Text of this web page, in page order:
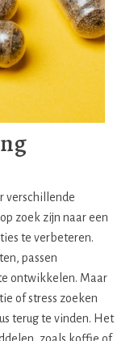
verschillende
zoek zijn naar een
te verbeteren.
passen
ontwikkelen. Maar
of stress zoeken
terug te vinden. Het